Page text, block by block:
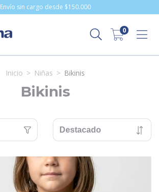
Envío sin cargo desde $150.000
0
Inicio > Niñas > Bikinis
Bikinis